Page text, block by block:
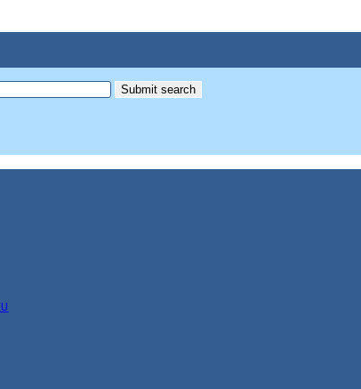
Submit search